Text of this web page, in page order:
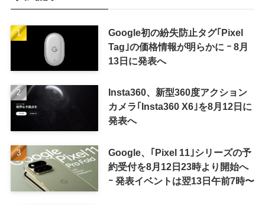
Google初の紛失防止タグ｢Pixel
Tag｣の価格情報が明らかに ｰ 8月
13日に発表へ
Insta360、新型360度アクション
カメラ｢Insta360 X6｣を8月12日に
発表へ
Google、｢Pixel 11｣シリーズの予
約受付を8月12日23時より開始へ
ｰ 発表イベントは翌13日午前7時〜